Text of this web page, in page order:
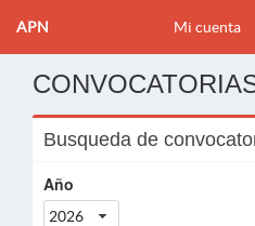
APN Mi cuenta
Busqueda de
Año
2026